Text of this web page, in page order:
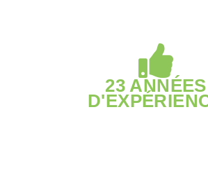
23 ANNÉES